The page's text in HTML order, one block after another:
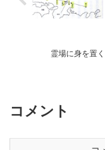
霊場に身を置
コメント